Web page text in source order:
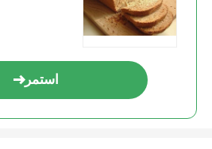
استمر